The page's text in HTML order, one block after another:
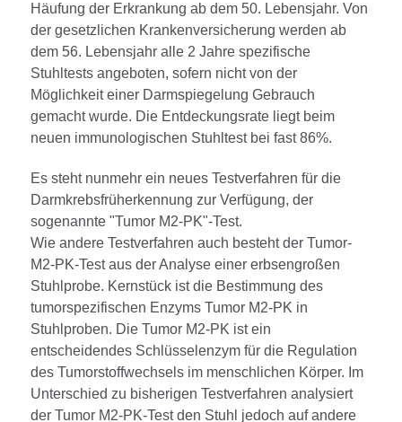
Häufung der Erkrankung ab dem 50. Lebensjahr. Von
der gesetzlichen Krankenversicherung werden ab
dem 56. Lebensjahr alle 2 Jahre spezifische
Stuhltests angeboten, sofern nicht von der
Möglichkeit einer Darmspiegelung Gebrauch
gemacht wurde. Die Entdeckungsrate liegt beim
neuen immunologischen Stuhltest bei fast 86%.
Es steht nunmehr ein neues Testverfahren für die
Darmkrebsfrüherkennung zur Verfügung, der
sogenannte "Tumor M2-PK"-Test.
Wie andere Testverfahren auch besteht der Tumor-
M2-PK-Test aus der Analyse einer erbsengroßen
Stuhlprobe. Kernstück ist die Bestimmung des
tumorspezifischen Enzyms Tumor M2-PK in
Stuhlproben. Die Tumor M2-PK ist ein
entscheidendes Schlüsselenzym für die Regulation
des Tumorstoffwechsels im menschlichen Körper. Im
Unterschied zu bisherigen Testverfahren analysiert
der Tumor M2-PK-Test den Stuhl jedoch auf andere